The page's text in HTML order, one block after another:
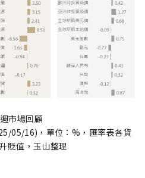
市場回顧
05/16)，單位：%，匯率表各貨
貶值，玉山整理